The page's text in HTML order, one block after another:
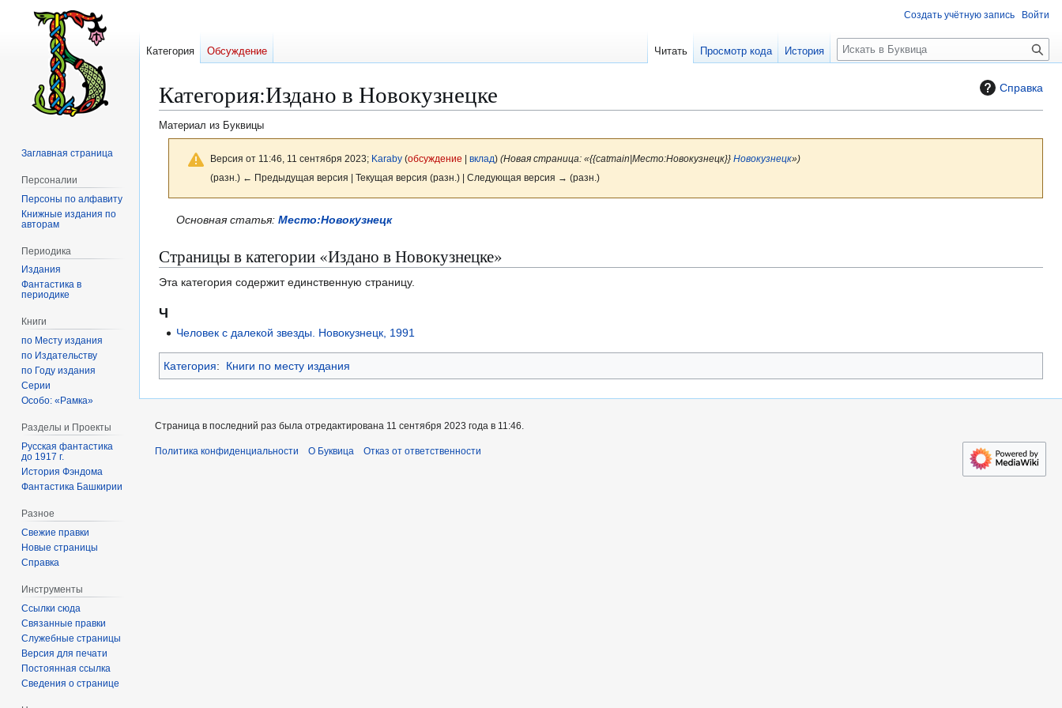
Справка
Категория:Издано в Новокузнецке
Материал из Буквицы
Версия от 11:46, 11 сентября 2023; Karaby (обсуждение вклад) (Новая страница: «{{catmain|Место:Новокузнецк}} Новокузнецк»)
(разн.) ← Предыдущая версия | Текущая версия (разн.) | Следующая версия → (разн.)
Перейти
навигации
Перейти
поиску
Основная статья:Место:Новокузнецк
Страницы в категории «Издано в Новокузнецке»
Эта категория содержит единственную страницу.
Ч
Человек с далекой звезды. Новокузнецк, 1991
Категория: Книги по месту издания
Создать учётную запись Войти
Категория Обсуждение Читать Просмотр кода История
П
о
к
Заглавная страница
Персоналии
Персоны по алфавиту
Книжные издания по
авторам
Периодика
Издания
Фантастика в
периодике
Книги
по Месту издания
по Издательству
по Году издания
Серии
Особо: «Рамка»
Разделы и Проекты
Русская фантастика
до 1917 г.
История Фэндома
Фантастика Башкирии
Разное
Свежие правки
Новые страницы
Справка
Инструменты
Ссылки сюда
Связанные правки
Служебные страницы
Версия для печати
Постоянная ссылка
Сведения о странице
Страница в последний раз была отредактирована 11 сентября 2023 года в 11:46.
Политика конфиденциальности О Буквица Отказ от ответственности